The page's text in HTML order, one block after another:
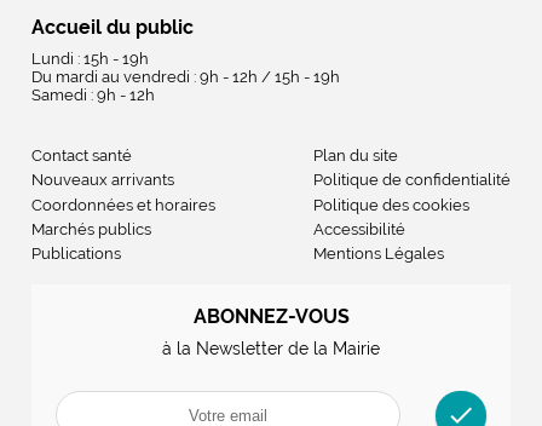
Accueil du public
Lundi : 15h - 19h
Du mardi au vendredi : 9h - 12h / 15h - 19h
Samedi : 9h - 12h
Contact santé
Nouveaux arrivants
Coordonnées et horaires
Marchés publics
Publications
Plan du site
Politique de confidentialité
Politique des cookies
Accessibilité
Mentions Légales
ABONNEZ-VOUS
à la Newsletter de la Mairie
check